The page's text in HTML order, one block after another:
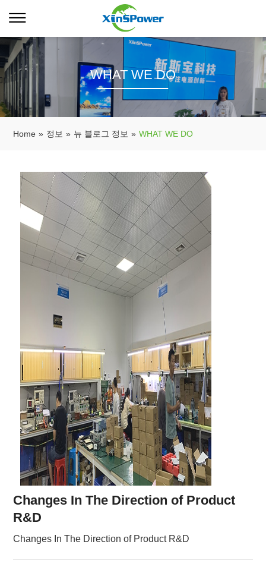
WHAT WE DO
Home » 정보 » 뉴 블로그 정보 » WHAT WE DO
Changes In The Direction of Product
R&D
Changes In The Direction of Product R&D